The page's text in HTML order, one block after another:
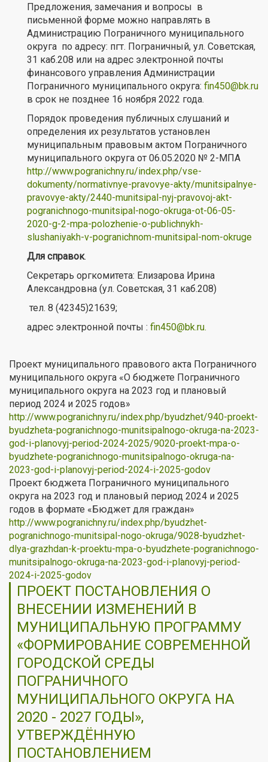
Предложения, замечания и вопросы в
письменной форме можно направлять в
Администрацию Пограничного муниципального
округа по адресу: пгт. Пограничный, ул. Советская,
31 каб.208 или на адрес электронной почты
финансового управления Администрации
Пограничного муниципального округа: fin450@bk.ru
в срок не позднее 16 ноября 2022 года.
Порядок проведения публичных слушаний и
определения их результатов установлен
муниципальным правовым актом Пограничного
муниципального округа от 06.05.2020 № 2-МПА
http://www.pogranichny.ru/index.php/vse-
dokumenty/normativnye-pravovye-akty/munitsipalnye-
pravovye-akty/2440-munitsipal-nyj-pravovoj-akt-
pogranichnogo-munitsipal-nogo-okruga-ot-06-05-
2020-g-2-mpa-polozhenie-o-publichnykh-
slushaniyakh-v-pogranichnom-munitsipal-nom-okruge
Для справок.
Секретарь оргкомитета: Елизарова Ирина
Александровна (ул. Советская, 31 каб.208)
тел. 8 (42345)21639;
адрес электронной почты : fin450@bk.ru.
Проект муниципального правового акта Пограничного
муниципального округа «О бюджете Пограничного
муниципального округа на 2023 год и плановый
период 2024 и 2025 годов»
http://www.pogranichny.ru/index.php/byudzhet/940-proekt-
byudzheta-pogranichnogo-munitsipalnogo-okruga-na-2023-
god-i-planovyj-period-2024-2025/9020-proekt-mpa-o-
byudzhete-pogranichnogo-munitsipalnogo-okruga-na-
2023-god-i-planovyj-period-2024-i-2025-godov
Проект бюджета Пограничного муниципального
округа на 2023 год и плановый период 2024 и 2025
годов в формате «Бюджет для граждан»
http://www.pogranichny.ru/index.php/byudzhet-
pogranichnogo-munitsipal-nogo-okruga/9028-byudzhet-
dlya-grazhdan-k-proektu-mpa-o-byudzhete-pogranichnogo-
munitsipalnogo-okruga-na-2023-god-i-planovyj-period-
2024-i-2025-godov
ПРОЕКТ ПОСТАНОВЛЕНИЯ О
ВНЕСЕНИИ ИЗМЕНЕНИЙ В
МУНИЦИПАЛЬНУЮ ПРОГРАММУ
«ФОРМИРОВАНИЕ СОВРЕМЕННОЙ
ГОРОДСКОЙ СРЕДЫ
ПОГРАНИЧНОГО
МУНИЦИПАЛЬНОГО ОКРУГА НА
2020 - 2027 ГОДЫ»,
УТВЕРЖДЁННУЮ
ПОСТАНОВЛЕНИЕМ